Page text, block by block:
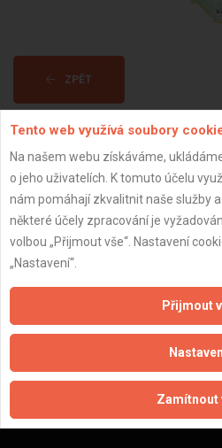
ZPĚT
Důležité
Zpracování a ochrana
Zásady pro používání
Obchodní podmínky
Tento web využívá soubory
Na našem webu získáváme,
o jeho uživatelích. K tomuto účelu
nám pomáhají zkvalitnit naše služby
některé účely zpracování je
volbou „Přijmout vše“. Nastavení
„Nastavení“.
Přijmout
Zamítnout